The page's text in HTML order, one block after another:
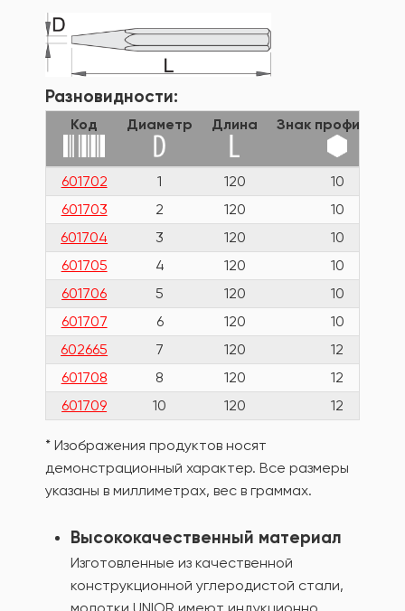
Разновидности:
Код Диаметр Длина Знак профиля HX
601702 1 120
10
601703
2 120
10
601704
3 120
10
601705
4 120
10
601706
5 120
10
601707
6 120
10
602665
7 120
12
601708
8 120
12
601709
10 120 12
* Изображения продуктов носят
демонстрационный характер. Все размеры
указаны в миллиметрах, вес в граммах.
Высококачественный материал
Изготовленные из качественной
конструкционной углеродистой стали,